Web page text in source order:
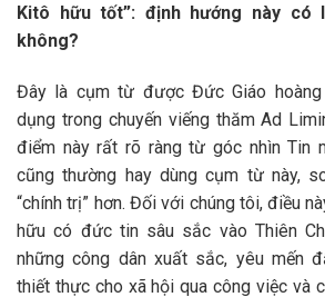
Kitô hữu tốt”: định hướng này có
không?
Đây là cụm từ được Đức Giáo
dụng trong chuyến viếng thăm Ad
điểm này rất rõ ràng từ góc nhìn Tin
cũng thường hay dùng cụm từ này,
“chính trị” hơn. Đối với chúng tôi, điều
hữu có đức tin sâu sắc vào Thiên
những công dân xuất sắc, yêu mến
thiết thực cho xã hội qua công việc và